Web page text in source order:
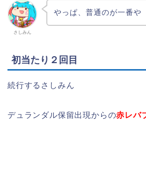
さしみん
やっぱ、普通のが一番や
初当たり２回目
続行するさしみん
デュランダル保留出現からの赤レバ